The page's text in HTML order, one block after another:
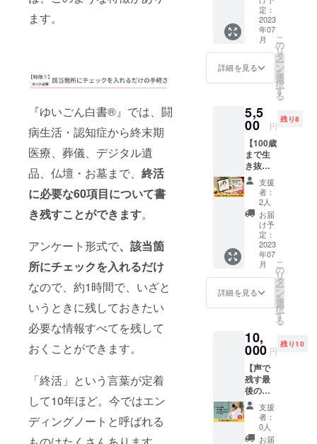
ます。
『ゆいごん白書®』では、闘
病生活・認知症から終末期
医療、葬儀、デジタル遺
品、仏壇・お墓まで、 終活
に必要な60項目について書
き残すことができます。
アンケート形式で、該当箇
所にチェックを入れるだけ
なので、約1時間で、いざと
いうときに残しておきたい
必要な情報すべてを残して
おくことができます。
「終活」という言葉が定着
して10年ほど。今ではエン
ディングノートと呼ばれる
新の葬
儀事
情、デ
ジタル
遺品、
宇宙葬
のこと
かりや
すく説
明しま
す。 ＜
2回目＞
※2週間
後の開
催で
す。 ●
以下の
付属品3
点への
書き方
レク
チャー
しま
す。 安
に役立
つ「あ
んしん
情報
シー
ト」 財
布など
に入る
「緊急
連絡
ん白書
🄬』に
掲載さ
れてい
項目に
ついて1
新事情
や終活
に役立
つ情報
等を交
えなが
ら、そ
の場で
一緒に
完成間
近まで
仕上げ
ていき
ます。
●延命措
知症の
際の対
儀事
情、デ
ジタル
遺品、
散骨、
宇宙葬
のこと
など
も、わ
講座
（約60
分）を
プラス
しま
す。 合
りと
ALL『
ゆいご
ん白書
🄬』を
作成で
きま
す！ ■
実施概
要■ ＜1
回目＞
●ALL『
ゆいご
ん白書
🄬』に
れてい
る約60
項目ず
つ、最
新事情
や終活
に役立
つ情報
等を交
えなが
ら、そ
の場で
が、ク
ラウド
ファン
ディン
グ限
定！ オ
ロー
アップ
講座
（約60
分）を
プラス
しま
す。 合
計180
分、
しっか
りと
ALL『
ゆいご
ん白書
🄬』を
作成で
要■ ＜1
回目＞
●ALL『
ゆいご
ん白書
🄬』に
掲載さ
れてい
る約60
項目に
利厚生
として
おすす
め！従
業員5名
単位で
のグ
ループ
座で
す。
Zoomに
て作成
講座を
行いま
す。 通
常講座
の開催
時間は
約120分
です
が、ク
ラウド
ファン
ディン
グ限
フォ
ロー
アップ
講座
（約60
分）を
プラス
しま
す。 合
計180
定：
2023
年07
月
詳細を見る
こ
の
リ
タ
ー
ン
を
選
択
す
る
5,5
00 円
残り8
【100歳
まで生
き抜く
ための
お金の
新常
識】 人
生100年
時代を
軽やか
に生き
抜くた
めには
お金の
不安は
付きま
す。 ぜ
ひあな
たに
とって
間違わ
ない選
択方法
を学ん
でみま
せんか?
支援
者：
2人
お届
け予
定：
2023
年07
月
詳細を見る
こ
の
リ
タ
ー
ン
を
選
択
す
る
10,
000 円
残り10
【声で
残す最
後のラ
ブレ
ター】
大切な
人に、
支援
者：
0人
お届